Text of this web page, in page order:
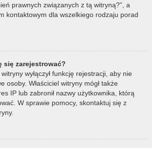
prawnych związanych z tą witryną?”, a
kontaktowym dla wszelkiego rodzaju porad
się zarejestrować?
wyłączył funkcję rejestracji, aby nie
osoby. Właściciel witryny mógł także
IP lub zabronił nazwy użytkownika, którą
W sprawie pomocy, skontaktuj się z